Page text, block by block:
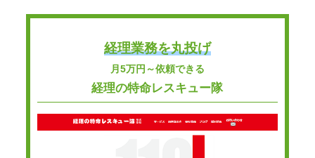
経理業務を丸投げ
月5万円～依頼できる
経理の特命レスキュー隊